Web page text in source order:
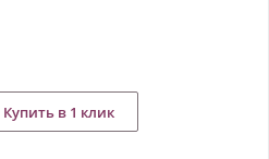
Купить в 1 клик